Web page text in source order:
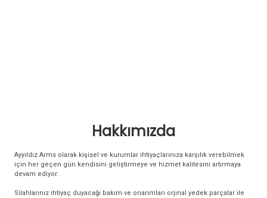
Hakkımızda
Ayyıldız Arms olarak kişisel ve kurumlar ihtiyaçlarınıza karşılık verebilmek
için her geçen gün kendisini geliştirmeye ve hizmet kalitesini artırmaya
devam ediyor.
Silahlarınız ihtiyaç duyacağı bakım ve onarımları orjinal yedek parçalar ile